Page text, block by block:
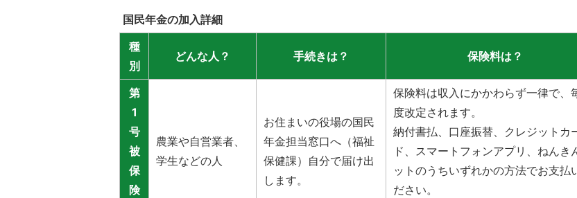
国民年金の加入詳細
種
別
どんな人？ 手続きは？ 保険料は？
第
1
号
被
保
険
農業や自営業者、
学生などの人
お住まいの役場の国民
年金担当窓口へ（福祉
保健課）自分で届け出
します。
保険料は収入にかかわらず一律で、
度改定されます。
納付書払、口座振替、クレジットカ
ド、スマートフォンアプリ、ねんき
ットのうちいずれかの方法でお支払
ださい。